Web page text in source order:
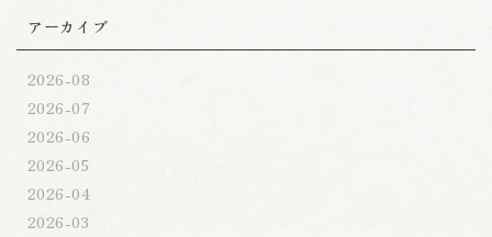
アーカイブ
2026-08
2026-07
2026-06
2026-05
2026-04
2026-03